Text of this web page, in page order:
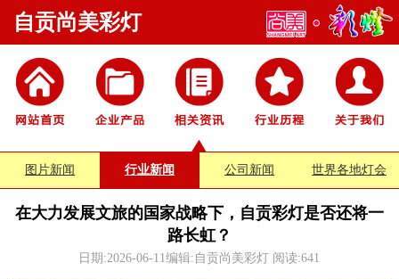
自贡尚美彩灯
图片新闻 行业新闻 公司新闻 世界各地灯会
在大力发展文旅的国家战略下，自贡彩灯是否还将一
路长虹？
日期:2026-06-11编辑:自贡尚美彩灯 阅读:641